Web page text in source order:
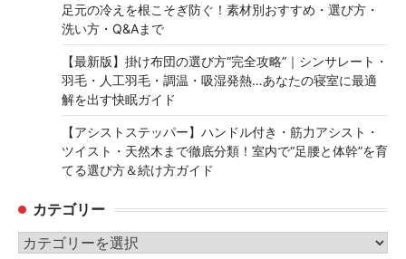
足元の冷えを根こそぎ防ぐ！素材別おすすめ・選び方・
洗い方・Q&Aまで
【最新版】掛け布団の選び方“完全攻略”｜シンサレート・
羽毛・人工羽毛・調温・吸湿発熱…あなたの寝室に最適
解を出す快眠ガイド
【アシストステッパー】ハンドル付き・筋力アシスト・
ツイスト・天然木まで徹底分類！室内で“足腰と体幹”を育
てる選び方＆続け方ガイド
カテゴリー
カ